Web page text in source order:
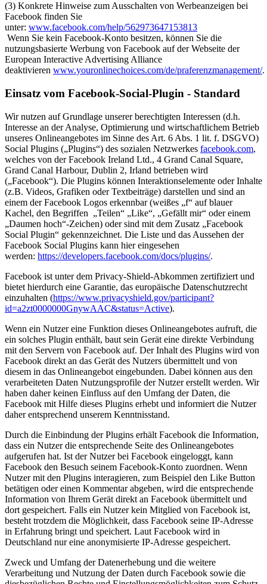
(3) Konkrete Hinweise zum Ausschalten von Werbeanzeigen bei
Facebook finden Sie
unter: www.facebook.com/help/562973647153813
Wenn Sie kein Facebook-Konto besitzen, können Sie die
nutzungsbasierte Werbung von Facebook auf der Webseite der
European Interactive Advertising Alliance
deaktivieren www.youronlinechoices.com/de/praferenzmanagement/.
Einsatz vom Facebook-Social-Plugin - Standard
Wir nutzen auf Grundlage unserer berechtigten Interessen (d.h.
Interesse an der Analyse, Optimierung und wirtschaftlichem Betrieb
unseres Onlineangebotes im Sinne des Art. 6 Abs. 1 lit. f. DSGVO)
Social Plugins („Plugins“) des sozialen Netzwerkes facebook.com,
welches von der Facebook Ireland Ltd., 4 Grand Canal Square,
Grand Canal Harbour, Dublin 2, Irland betrieben wird
(„Facebook“). Die Plugins können Interaktionselemente oder Inhalte
(z.B. Videos, Grafiken oder Textbeiträge) darstellen und sind an
einem der Facebook Logos erkennbar (weißes „f“ auf blauer
Kachel, den Begriffen „Teilen“ „Like“, „Gefällt mir“ oder einem
„Daumen hoch“-Zeichen) oder sind mit dem Zusatz „Facebook
Social Plugin“ gekennzeichnet. Die Liste und das Aussehen der
Facebook Social Plugins kann hier eingesehen
werden: https://developers.facebook.com/docs/plugins/.
Facebook ist unter dem Privacy-Shield-Abkommen zertifiziert und
bietet hierdurch eine Garantie, das europäische Datenschutzrecht
einzuhalten (https://www.privacyshield.gov/participant?
id=a2zt0000000GnywAAC&status=Active).
Wenn ein Nutzer eine Funktion dieses Onlineangebotes aufruft, die
ein solches Plugin enthält, baut sein Gerät eine direkte Verbindung
mit den Servern von Facebook auf. Der Inhalt des Plugins wird von
Facebook direkt an das Gerät des Nutzers übermittelt und von
diesem in das Onlineangebot eingebunden. Dabei können aus den
verarbeiteten Daten Nutzungsprofile der Nutzer erstellt werden. Wir
haben daher keinen Einfluss auf den Umfang der Daten, die
Facebook mit Hilfe dieses Plugins erhebt und informiert die Nutzer
daher entsprechend unserem Kenntnisstand.
Durch die Einbindung der Plugins erhält Facebook die Information,
dass ein Nutzer die entsprechende Seite des Onlineangebotes
aufgerufen hat. Ist der Nutzer bei Facebook eingeloggt, kann
Facebook den Besuch seinem Facebook-Konto zuordnen. Wenn
Nutzer mit den Plugins interagieren, zum Beispiel den Like Button
betätigen oder einen Kommentar abgeben, wird die entsprechende
Information von Ihrem Gerät direkt an Facebook übermittelt und
dort gespeichert. Falls ein Nutzer kein Mitglied von Facebook ist,
besteht trotzdem die Möglichkeit, dass Facebook seine IP-Adresse
in Erfahrung bringt und speichert. Laut Facebook wird in
Deutschland nur eine anonymisierte IP-Adresse gespeichert.
Zweck und Umfang der Datenerhebung und die weitere
Verarbeitung und Nutzung der Daten durch Facebook sowie die